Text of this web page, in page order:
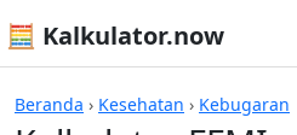
🧮 Kalkulator.now
Beranda › Kesehatan › Kebugaran
Kalkulator-kalkulator